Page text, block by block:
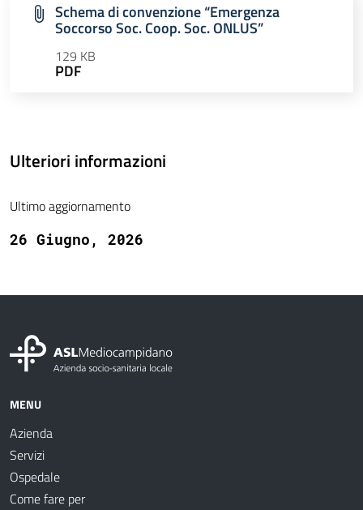
Schema di convenzione “Emergenza
Soccorso Soc. Coop. Soc. ONLUS”
129 KB
PDF
Ulteriori informazioni
Ultimo aggiornamento
26 Giugno, 2026
MENU
Azienda
Servizi
Ospedale
Come fare per